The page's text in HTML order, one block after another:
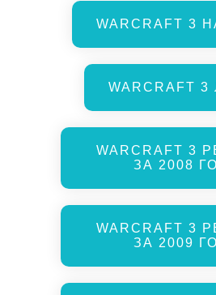
WARCRAFT 3
WARCRAFT 3
WARCRAFT 3
ЗА 2008
WARCRAFT 3
ЗА 2009